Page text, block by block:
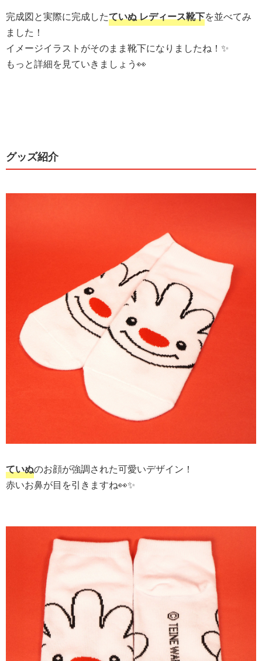
完成図と実際に完成したていぬ レディース靴下を並べてみ
ました！
イメージイラストがそのまま靴下になりましたね！✨
もっと詳細を見ていきましょう👀
グッズ紹介
ていぬのお顔が強調された可愛いデザイン！
赤いお鼻が目を引きますね👀✨